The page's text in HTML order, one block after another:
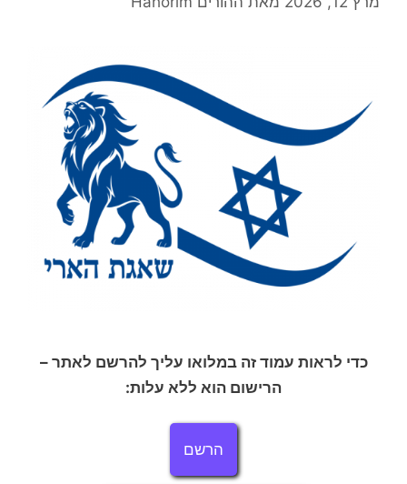
כדי לראות עמוד זה במלואו עליך להרשם לאתר –
הרישום הוא ללא עלות:
הרשם